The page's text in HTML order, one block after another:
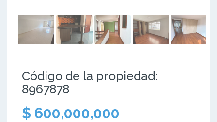
Código de la propiedad:
8967878
$ 600,000,000